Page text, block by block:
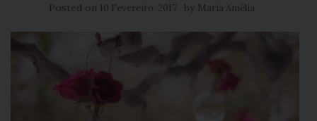
Posted on 10 Fevereiro, 2017 by Maria Amélia